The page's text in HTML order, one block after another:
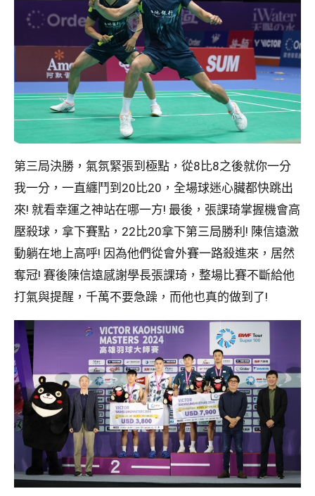
第三局決勝，氣氛緊張到極點，從8比8之後就你一分
我一分，一直纏鬥到20比20，全場球迷心臟都快跳出
來! 就看幸運之神站在哪一方! 最後，張課琦掌握機會高
壓殺球，拿下賽點，22比20拿下第三局勝利! 陳信遠激
動躺在地上高呼! 因為他們從會外賽一路殺進來，居然
奪冠! 賽後陳信遠感謝學長張課琦，整場比賽不斷給他
打氣與提醒，千萬不要急躁，而他也真的做到了!